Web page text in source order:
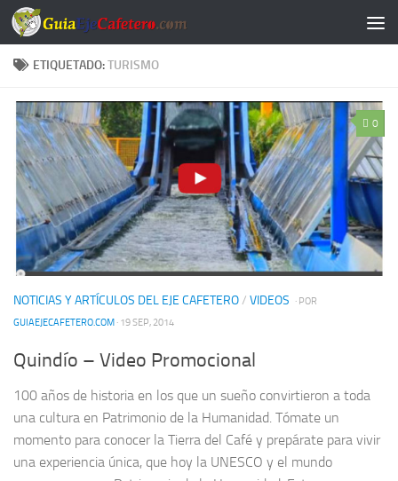
Saltar al contenido
ETIQUETADO:TURISMO
0
NOTICIAS Y ARTÍCULOS DEL EJE CAFETERO/ VIDEOS · POR
GUIAEJECAFETERO.COM · 19 SEP, 2014
Quindío – Video Promocional
100 años de historia en los que un sueño convirtieron a toda
una cultura en Patrimonio de la Humanidad. Tómate un
momento para conocer la Tierra del Café y prepárate para vivir
una experiencia única, que hoy la UNESCO y el mundo